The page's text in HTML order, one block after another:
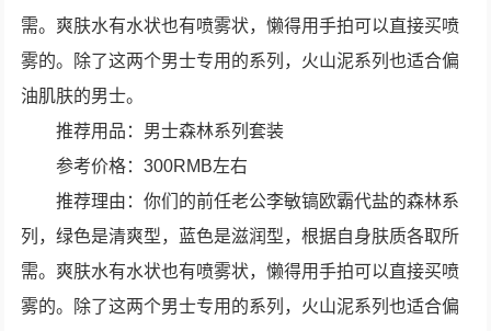
需。爽肤水有水状也有喷雾状，懒得用手拍可以直接买喷
雾的。除了这两个男士专用的系列，火山泥系列也适合偏
油肌肤的男士。
推荐用品：男士森林系列套装
参考价格：300RMB左右
推荐理由：你们的前任老公李敏镐欧霸代盐的森林系
列，绿色是清爽型，蓝色是滋润型，根据自身肤质各取所
需。爽肤水有水状也有喷雾状，懒得用手拍可以直接买喷
雾的。除了这两个男士专用的系列，火山泥系列也适合偏